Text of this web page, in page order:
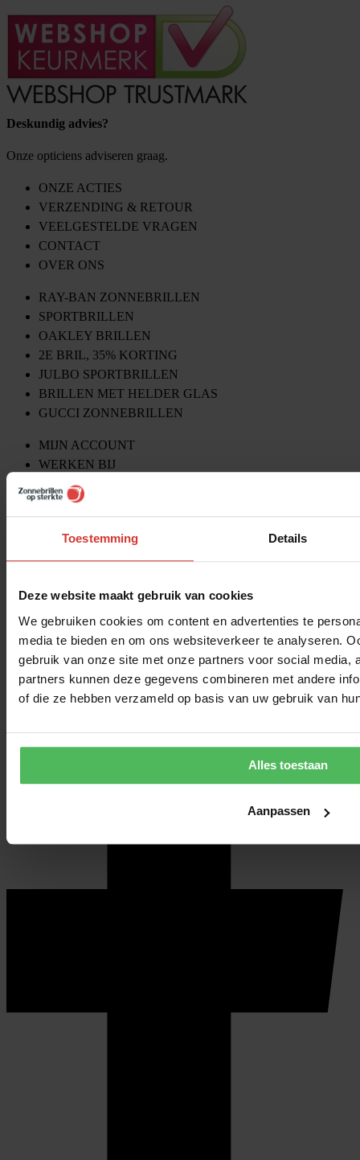
Toestemming Details
Deze website maakt gebruik van cookies
We gebruiken cookies om content en advertenties te
media te bieden en om ons websiteverkeer te analyseren.
gebruik van onze site met onze partners voor social media,
partners kunnen deze gegevens combineren met andere
of die ze hebben verzameld op basis van uw gebruik van
Alles toestaan
Aanpassen
Deskundig advies?
Onze opticiens adviseren graag.
ONZE ACTIES
VERZENDING & RETOUR
VEELGESTELDE VRAGEN
CONTACT
OVER ONS
RAY-BAN ZONNEBRILLEN
SPORTBRILLEN
OAKLEY BRILLEN
2E BRIL, 35% KORTING
JULBO SPORTBRILLEN
BRILLEN MET HELDER GLAS
GUCCI ZONNEBRILLEN
MIJN ACCOUNT
WERKEN BIJ
BLOG
ALGEMENE VOORWAARDEN